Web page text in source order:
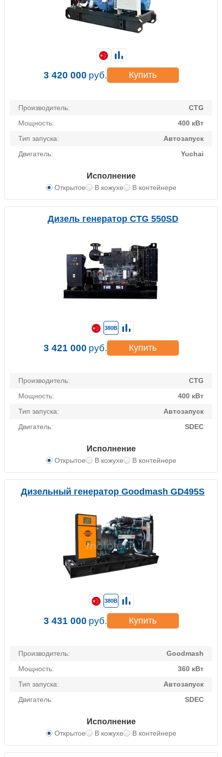
Производитель:
CTG
Мощность:
400 кВт
Тип запуска:
Автозапуск
Двигатель:
Yuchai
Исполнение
Открытое В кожухе В контейнере
3 420 000 руб. Купить
Дизель генератор CTG 550SD
Производитель:
CTG
Мощность:
400 кВт
Тип запуска:
Автозапуск
Двигатель:
SDEC
Исполнение
Открытое В кожухе В контейнере
380В
3 421 000 руб. Купить
Дизельный генератор Goodmash GD495S
Производитель:
Goodmash
Мощность:
360 кВт
Тип запуска:
Автозапуск
Двигатель:
SDEC
Исполнение
Открытое В кожухе В контейнере
380В
3 431 000 руб. Купить